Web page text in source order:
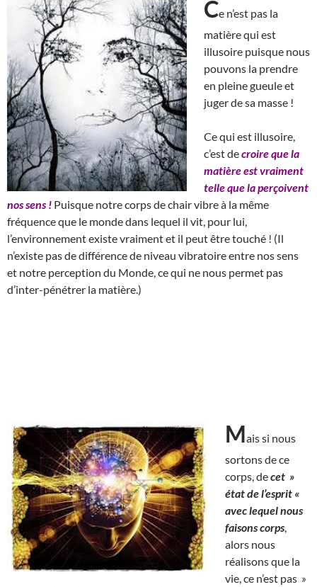
Ce n’est pas la
matière qui est
illusoire puisque nous
pouvons la prendre
en pleine gueule et
juger de sa masse !
Ce qui est illusoire,
c’est decroire que la
matière est vraiment
telle que la perçoivent
nos sens ! Puisque notre corps de chair vibre à la même
fréquence que le monde dans lequel il vit, pour lui,
l’environnement existe vraiment et il peut être touché ! (Il
n’existe pas de différence de niveau vibratoire entre nos sens
et notre perception du Monde, ce qui ne nous permet pas
d’inter-pénétrer la matière.)
Mais si nous
sortons de ce
corps, decet »
état de l’esprit «
avec lequel nous
faisons corps
alors nous
réalisons que la
vie, ce n’est pas »